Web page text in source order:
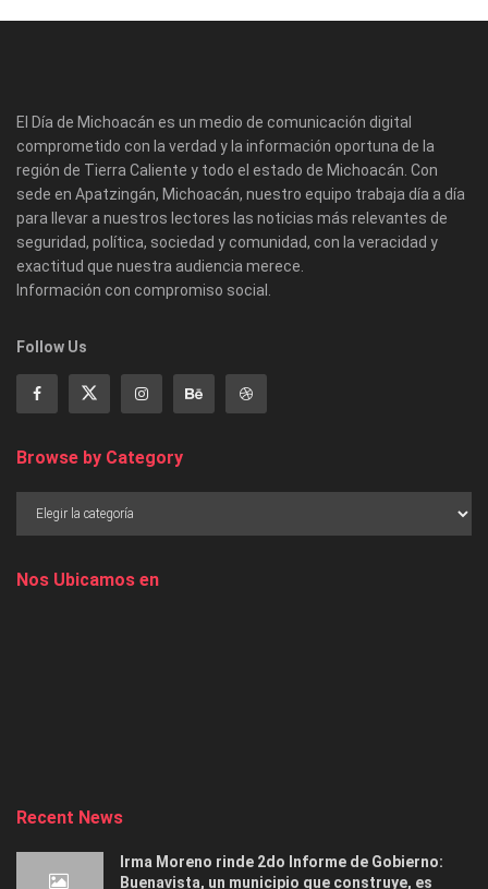
El Día de Michoacán es un medio de comunicación digital
comprometido con la verdad y la información oportuna de la
región de Tierra Caliente y todo el estado de Michoacán. Con
sede en Apatzingán, Michoacán, nuestro equipo trabaja día a día
para llevar a nuestros lectores las noticias más relevantes de
seguridad, política, sociedad y comunidad, con la veracidad y
exactitud que nuestra audiencia merece.
Información con compromiso social.
Follow Us
Browse by Category
Nos Ubicamos en
Recent News
Irma Moreno rinde 2do Informe de Gobierno:
Buenavista, un municipio que construye, es